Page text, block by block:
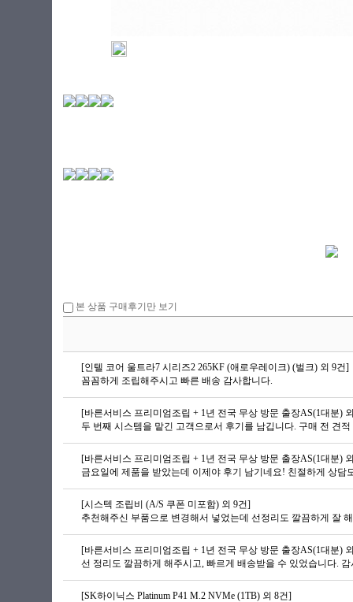
본 상품 구매후기만 보기
[인텔 코어 울트라7 시리즈2 265KF (애로우레이크) (벌크) 외 9건]
꼼꼼하게 조립해주시고 빠른 배송 감사합니다.
[바른서비스 프리미엄조립 + 1년 전국 무상 방문 출장AS(1대분)
[바른서비스 프리미엄조립 + 1년 전국 무상 방문 출장AS(1대분)
[시스텍 조립비 (A/S 쿠폰 미포함) 외 9건]
[바른서비스 프리미엄조립 + 1년 전국 무상 방문 출장AS(1대분)
선 정리도 깔끔하게 해주시고, 빠르게 배송받을 수 있었습니다.
[SK하이닉스 Platinum P41 M.2 NVMe (1TB) 외 8건]